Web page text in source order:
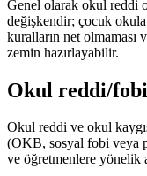
Genel olarak okul reddi
değişkendir; çocuk
kuralların net olmaması
zemin hazırlayabilir.
Okul reddi/
Okul reddi ve okul
(OKB, sosyal fobi veya
ve öğretmenlere yönelik